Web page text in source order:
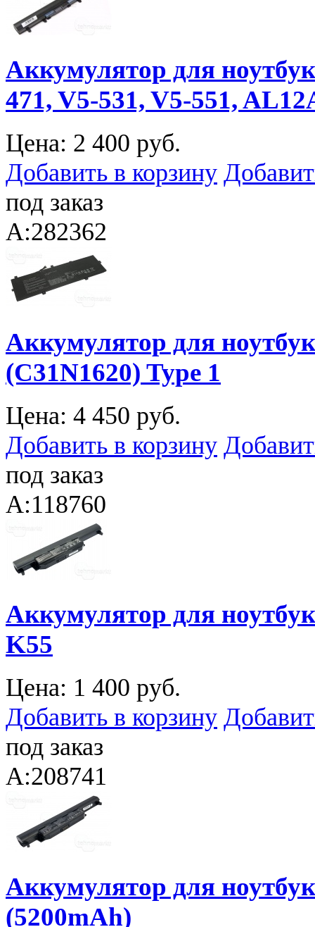
Аккумулятор для
471, V5-531, V5-551,
Цена: 2 400 руб.
Добавить в корзину
под заказ
A:282362
Аккумулятор для
(C31N1620) Type 1
Цена: 4 450 руб.
Добавить в корзину
под заказ
A:118760
Аккумулятор для
K55
Цена: 1 400 руб.
Добавить в корзину
под заказ
A:208741
Аккумулятор для
(5200mAh)